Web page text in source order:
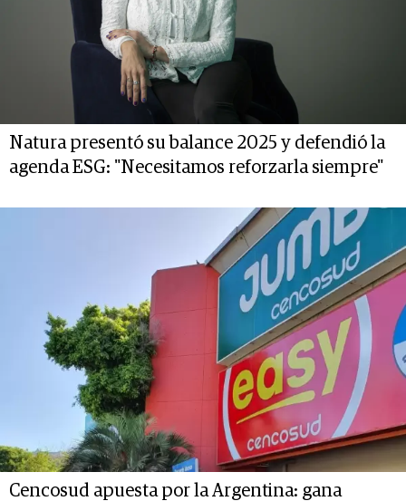
Natura presentó su balance 2025 y defendió la
agenda ESG: "Necesitamos reforzarla siempre"
Cencosud apuesta por la Argentina: gana